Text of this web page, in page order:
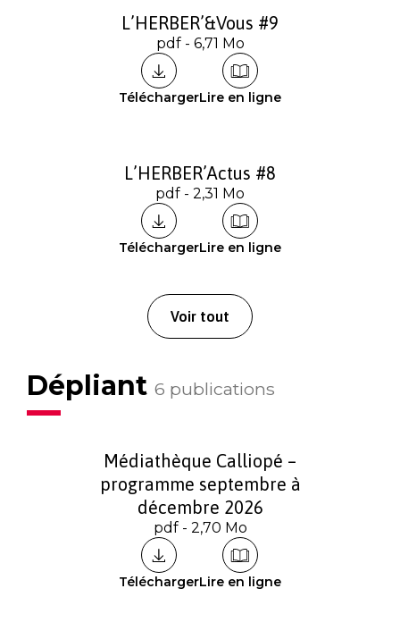
L’HERBER’&Vous #9
pdf - 6,71 Mo
TéléchargerLire en ligne
L’HERBER’Actus #8
pdf - 2,31 Mo
TéléchargerLire en ligne
Voir tout
Dépliant 6 publications
Médiathèque Calliopé –
programme septembre à
décembre 2026
pdf - 2,70 Mo
TéléchargerLire en ligne